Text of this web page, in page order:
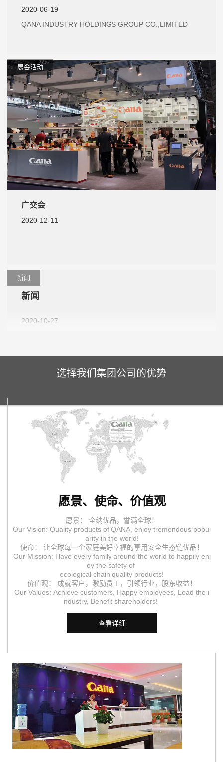
2020-06-19
QANA INDUSTRY HOLDINGS GROUP CO.,LIMITED
展会活动
广交会
2020-12-11
新闻
新闻
2020-10-27
选择我们集团公司的优势
愿景、使命、价值观
愿景： 全纳优品，誉满全球！
Our Vision: Quality products of QANA, enjoy tremendous popul
arity in the world!
使命： 让全球每一个家庭美好幸福的享用安全生态链优品！
Our Mission: Have every family around the world to happily enj
oy the safety of
ecological chain quality products!
价值观： 成就客户，激励员工，引领行业，股东收益！
Our Values: Achieve customers, Happy employees, Lead the i
ndustry, Benefit shareholders!
查看详细